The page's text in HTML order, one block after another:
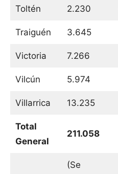
Toltén 2.230
Traiguén 3.645
Victoria 7.266
Vilcún 5.974
Villarrica 13.235
Total
General
211.058
(Se